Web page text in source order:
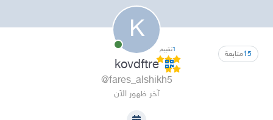
K
15متابعة 1تقييم
kovdftre
@fares_alshikh5
آخر ظهور الآن